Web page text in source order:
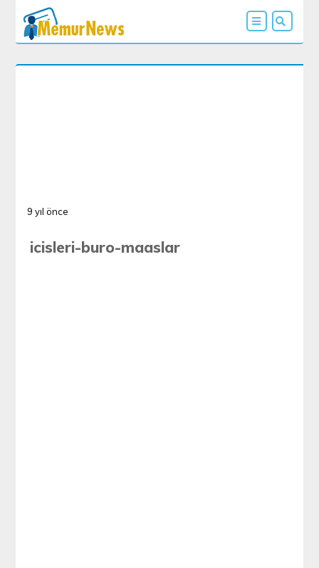
9 yıl önce
icisleri-buro-maaslar